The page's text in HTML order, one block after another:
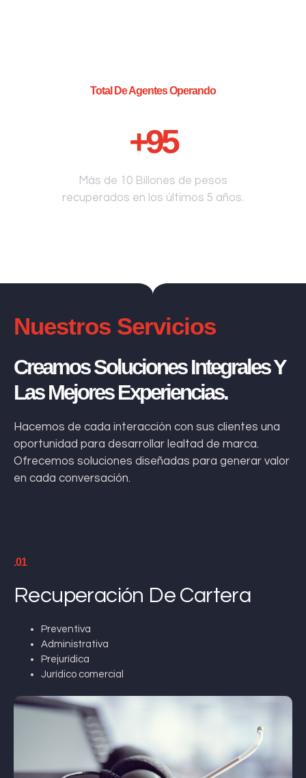
Total De Agentes Operando
+95
Más de 10 Billones de pesos
recuperados en los últimos 5 años.
Nuestros Servicios
Creamos Soluciones Integrales Y
Las Mejores Experiencias.
Hacemos de cada interacción con sus clientes una
oportunidad para desarrollar lealtad de marca.
Ofrecemos soluciones diseñadas para generar valor
en cada conversación.
.01
Recuperación De Cartera
Preventiva
Administrativa
Prejurídica
Jurídico comercial